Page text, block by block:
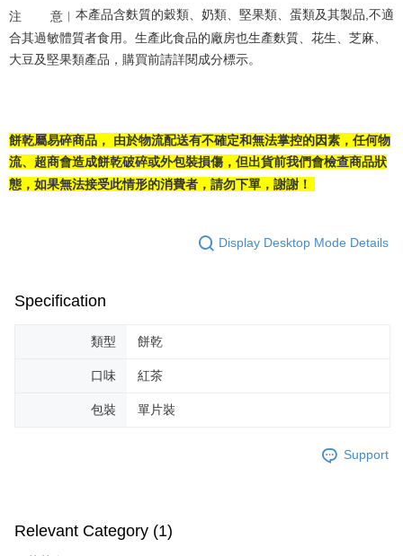
注        意︱ 本產品含麩質的穀類、奶類、堅果類、蛋類及其製品,不適
合其過敏體質者食用。生產此食品的廠房也生產麩質、花生、芝麻、
大豆及堅果類產品，購買前請詳閱成分標示。
餅乾屬易碎商品， 由於物流配送有不確定和無法掌控的因素，任何物
流、超商會造成餅乾破碎或外包裝損傷，但出貨前我們會檢查商品狀
態，如果無法接受此情形的消費者，請勿下單，謝謝！
Display Desktop Mode Details
Specification
類型 餅乾
口味 紅茶
包裝 單片裝
Support
Relevant Category (1)